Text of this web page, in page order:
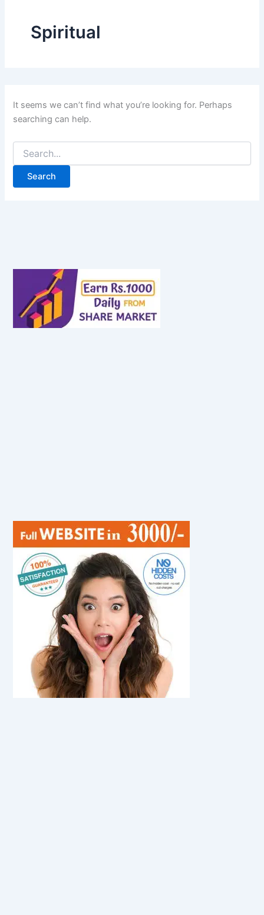
Spiritual
It seems we can’t find what you’re looking for. Perhaps
searching can help.